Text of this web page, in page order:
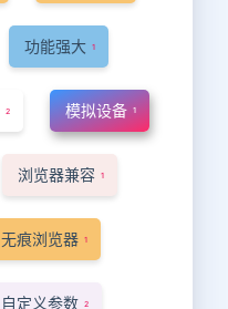
功能强大 1
2 模拟设备 1
浏览器兼容 1
无痕浏览器 1
自定义参数 2